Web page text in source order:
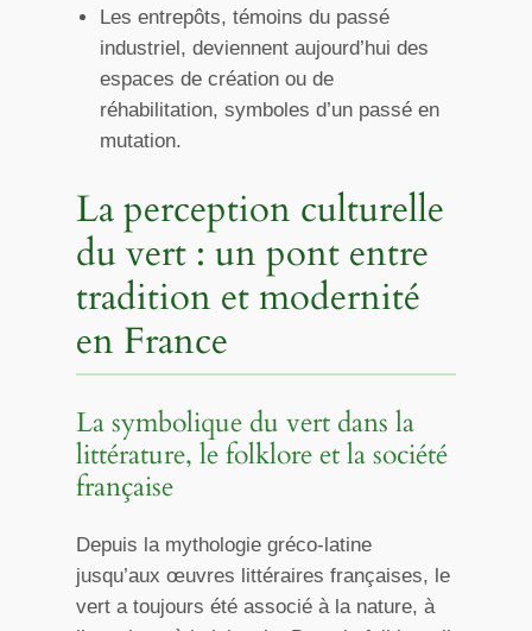
Les entrepôts, témoins du passé
industriel, deviennent aujourd’hui des
espaces de création ou de
réhabilitation, symboles d’un passé en
mutation.
La perception culturelle
du vert : un pont entre
tradition et modernité
en France
La symbolique du vert dans la
littérature, le folklore et la société
française
Depuis la mythologie gréco-latine
jusqu’aux œuvres littéraires françaises, le
vert a toujours été associé à la nature, à